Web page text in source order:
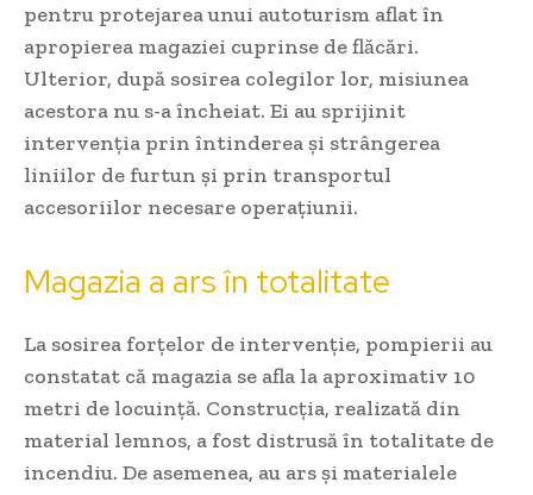
pentru protejarea unui autoturism aflat în
apropierea magaziei cuprinse de flăcări.
Ulterior, după sosirea colegilor lor, misiunea
acestora nu s-a încheiat. Ei au sprijinit
intervenția prin întinderea și strângerea
liniilor de furtun și prin transportul
accesoriilor necesare operațiunii.
Magazia a ars în totalitate
La sosirea forțelor de intervenție, pompierii au
constatat că magazia se afla la aproximativ 10
metri de locuință. Construcția, realizată din
material lemnos, a fost distrusă în totalitate de
incendiu. De asemenea, au ars și materialele